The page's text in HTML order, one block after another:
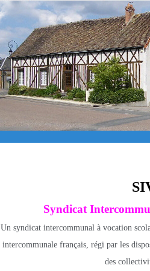
Syndicat
Un syndicat intercommunal à vocation
intercommunale français, régi par les
des